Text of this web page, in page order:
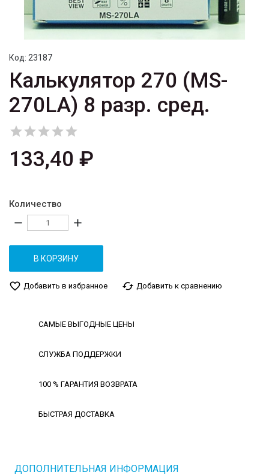
Код: 23187
Калькулятор 270 (MS-
270LA) 8 разр. сред.

133,40 ₽
Количество
remove add
В КОРЗИНУ
favorite_border Добавить в избранное cached Добавить к сравнению
САМЫЕ ВЫГОДНЫЕ ЦЕНЫ
СЛУЖБА ПОДДЕРЖКИ
100 % ГАРАНТИЯ ВОЗВРАТА
БЫСТРАЯ ДОСТАВКА
ДОПОЛНИТЕЛЬНАЯ ИНФОРМАЦИЯ